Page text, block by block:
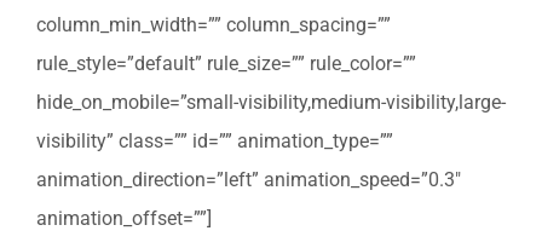
column_min_width=”” column_spacing=””
rule_style=”default” rule_size=”” rule_color=””
hide_on_mobile=”small-visibility,medium-visibility,large-
visibility” class=”” id=”” animation_type=””
animation_direction=”left” animation_speed=”0.3″
animation_offset=””]